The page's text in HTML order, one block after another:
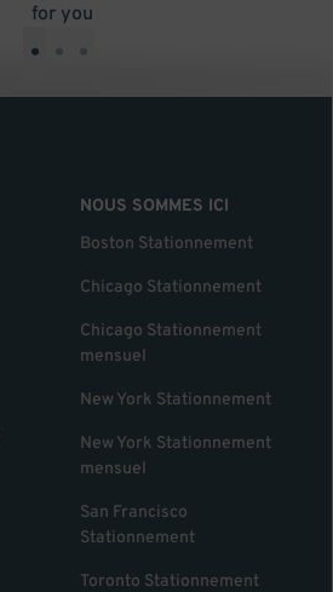
for you
• • •
NOUS SOMMES ICI
Boston Stationnement
Chicago Stationnement
Chicago Stationnement
mensuel
New York Stationnement
New York Stationnement
mensuel
San Francisco
Stationnement
Toronto Stationnement